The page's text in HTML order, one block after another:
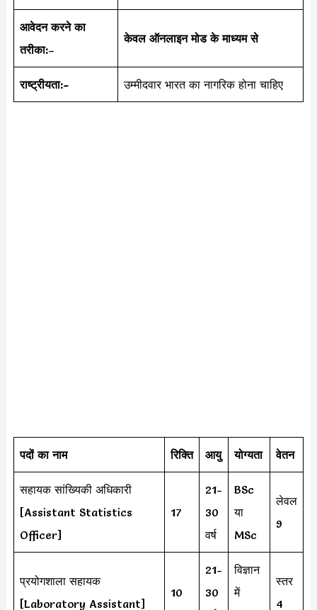
आवेदन करने का
तरीका:–
केवल ऑनलाइन मोड के माध्यम से
राष्ट्रीयता:- उम्मीदवार भारत का नागरिक होना चाहिए
पदों का नाम रिक्ति आयु योग्यता वेतन
सहायक सांख्यिकी अधिकारी
[Assistant Statistics
Officer]
17
21-
30
वर्ष
BSc
या
MSc
लेवल
9
प्रयोगशाला सहायक
[Laboratory Assistant]
10
21-
30
विज्ञान
में
स्तर
4